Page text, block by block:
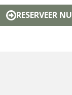
RESERVEER NU